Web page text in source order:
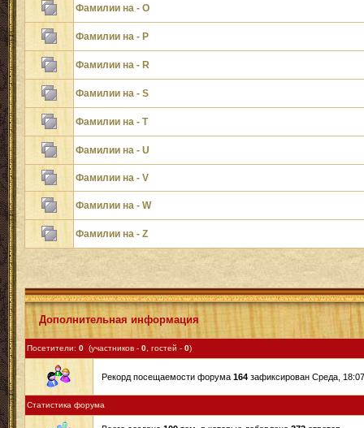
Фамилии на - O
Фамилии на - P
Фамилии на - R
Фамилии на - S
Фамилии на - T
Фамилии на - U
Фамилии на - V
Фамилии на - W
Фамилии на - Z
Дополнительная информация
Посетители: 0(участников - 0, гостей - 0)
Рекорд посещаемости форума 164зафиксирован Среда,
Статистика форума